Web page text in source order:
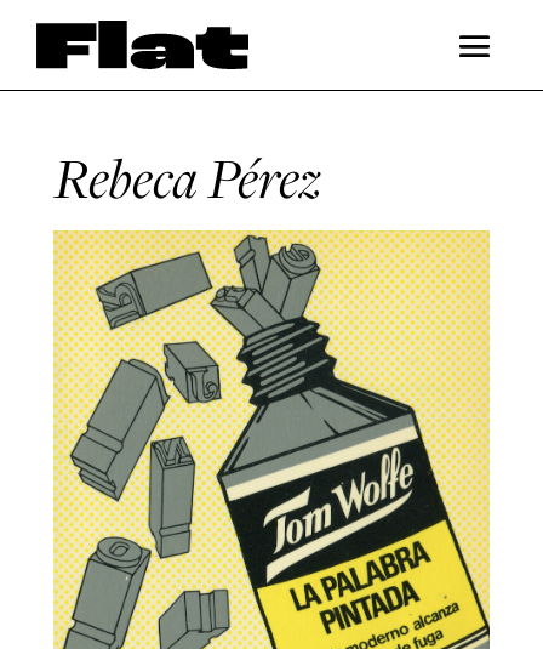
Rebeca Pérez